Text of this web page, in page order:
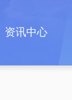
资讯中心